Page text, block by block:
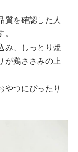
質を確認した人
。
み、しっとり焼
が鶏ささみの上
やつにぴったり